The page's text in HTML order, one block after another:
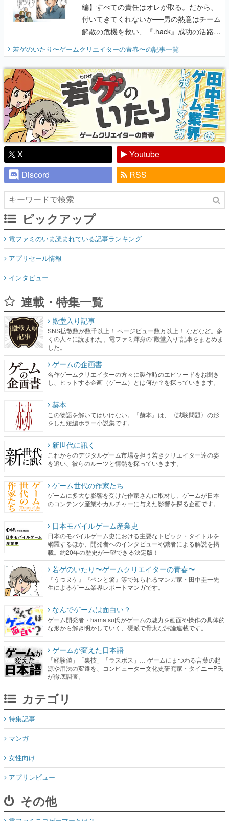
開く。業界の快男児・松山 洋に流れる血は
『少年ジャンプ』色だった【若ゲのいた
り】
若ゲのいたり〜ゲームクリエイターの青春〜の記事一覧
X
Youtube
Discord
RSS
ピックアップ
電ファミのいま読まれている記事ランキング
アプリセール情報
インタビュー
連載・特集一覧
くの人々に読まれた、電ファミ渾身の“殿堂入り”記事をまとめま
した。
ゲームの企画書
名作ゲームクリエイターの方々に製作時のエピソードをお聞き
し、ヒットする企画（ゲーム）とは何か？を探っていきます。
赫本
この物語を解いてはいけない。『赫本』は、〈試験問題〉の形
をした短編ホラー小説集です。
新世代に訊く
これからのデジタルゲーム市場を担う若きクリエイター達の姿
を追い、彼らのルーツと情熱を探っていきます。
ゲーム世代の作家たち
ゲームに多大な影響を受けた作家さんに取材し、ゲームが日本
のコンテンツ産業やカルチャーに与えた影響を探る企画です。
日本モバイルゲーム産業史
日本のモバイルゲーム史における主要なトピック・タイトルを
網羅するほか、開発者へのインタビューや識者による解説を掲
若ゲのいたり〜ゲームクリエイターの青春〜
『うつヌケ』『ペンと箸』等で知られるマンガ家・田中圭一先
生によるゲーム業界レポートマンガです。
なんでゲームは面白い？
ゲーム開発者・hamatsu氏がゲームの魅力を画面や操作の具体的
な形から解き明かしていく、硬派で骨太な評論連載です。
ゲームが変えた日本語
「経験値」「裏技」「ラスボス」… ゲームにまつわる言葉の起
源や用法の変遷を、コンピューター文化史研究家・タイニーP氏
カテゴリ
マンガ
女性向け
アプリレビュー
その他
電ファミニコゲーマーとは？
媒体資料はこちら